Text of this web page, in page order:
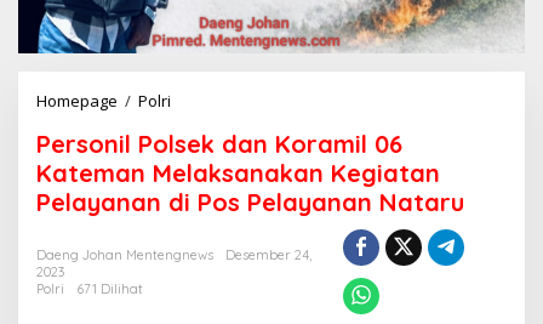
Homepage / Polri
r
s
o
n
l
Personil Polsek dan Koramil 06
Kateman Melaksanakan Kegiatan
Pelayanan di Pos Pelayanan Nataru
Daeng Johan Mentengnews
Desember 24,
2023
Polri
671 Dilihat